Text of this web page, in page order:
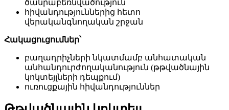
ծանրաբեռնվածություն
հիվանդություններից հետո
վերականգնողական շրջան
Հակացուցումներ՝
բաղադրիչների նկատմամբ անհատական ​​
անհանդուրժողականություն (թթվածնային
կոկտեյլների դեպքում)
ուռուցքային հիվանդություններ